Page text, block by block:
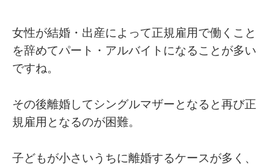
女性が結婚・出産によって正規雇用で働くこと
を辞めてパート・アルバイトになることが多い
ですね。
その後離婚してシングルマザーとなると再び正
規雇用となるのが困難。
子どもが小さいうちに離婚するケースが多く、